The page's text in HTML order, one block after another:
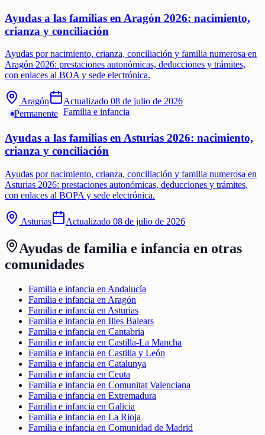
Ayudas a las familias en Aragón 2026: nacimiento,
crianza y conciliación
Ayudas por nacimiento, crianza, conciliación y familia numerosa en
Aragón 2026: prestaciones autonómicas, deducciones y trámites,
con enlaces al BOA y sede electrónica.
Aragón Actualizado 08 de julio de 2026
Permanente Familia e infancia
Ayudas a las familias en Asturias 2026: nacimiento,
crianza y conciliación
Ayudas por nacimiento, crianza, conciliación y familia numerosa en
Asturias 2026: prestaciones autonómicas, deducciones y trámites,
con enlaces al BOPA y sede electrónica.
Asturias Actualizado 08 de julio de 2026
Ayudas de familia e infancia en otras
comunidades
Familia e infancia en Andalucía
Familia e infancia en Aragón
Familia e infancia en Asturias
Familia e infancia en Illes Balears
Familia e infancia en Cantabria
Familia e infancia en Castilla-La Mancha
Familia e infancia en Castilla y León
Familia e infancia en Catalunya
Familia e infancia en Ceuta
Familia e infancia en Comunitat Valenciana
Familia e infancia en Extremadura
Familia e infancia en Galicia
Familia e infancia en La Rioja
Familia e infancia en Comunidad de Madrid